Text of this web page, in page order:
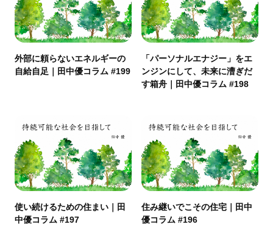
外部に頼らないエネルギーの
自給自足｜田中優コラム #199
「パーソナルエナジー」をエ
ンジンにして、未来に漕ぎだ
す箱舟｜田中優コラム #198
使い続けるための住まい｜田
中優コラム #197
住み継いでこその住宅｜田中
優コラム #196